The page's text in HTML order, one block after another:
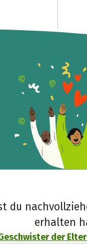
du
erhalten
der